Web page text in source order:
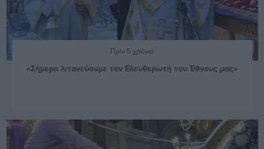
Πριν 5 χρόνια
«Σήμερα λιτανεύουμε τον Ελευθερωτή του Έθνους μας»